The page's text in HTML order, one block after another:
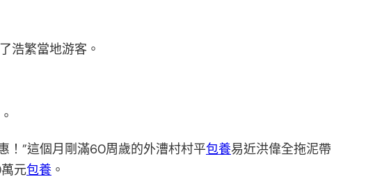
浩繁當地游客。
！”這個月剛滿60周歲的外漕村村平包養易近洪偉全拖泥帶
元包養 。